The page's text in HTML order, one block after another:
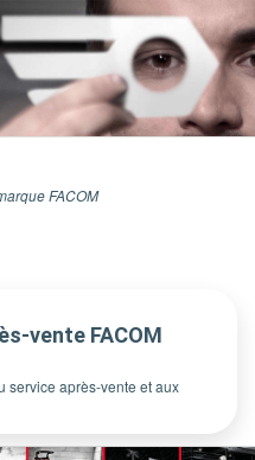
FACOM
vente FACOM
service après-vente et aux